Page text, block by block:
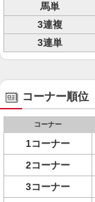
馬単
3連複
3連単
コーナー順位
コーナー
1コーナー
2コーナー
3コーナー